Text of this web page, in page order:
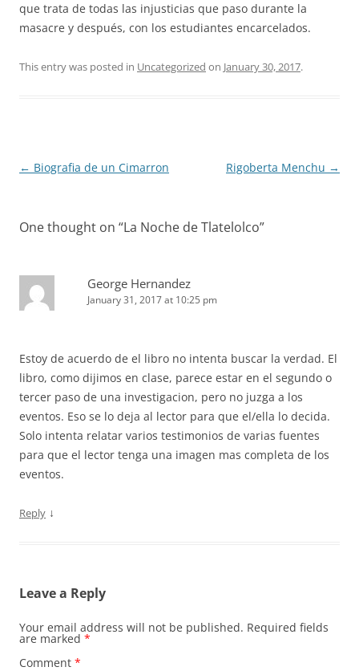
que trata de todas las injusticias que paso durante la
masacre y después, con los estudiantes encarcelados.
This entry was posted in Uncategorized on January 30, 2017.
Post
← Biografia de un Cimarron Rigoberta Menchu →
One thought on “La Noche de Tlatelolco”
George Hernandez
January 31, 2017 at 10:25 pm
Estoy de acuerdo de el libro no intenta buscar la verdad. El
libro, como dijimos en clase, parece estar en el segundo o
tercer paso de una investigacion, pero no juzga a los
eventos. Eso se lo deja al lector para que el/ella lo decida.
Solo intenta relatar varios testimonios de varias fuentes
para que el lector tenga una imagen mas completa de los
eventos.
Reply ↓
Leave a Reply
Your email address will not be published. Required fields
are marked *
Comment *